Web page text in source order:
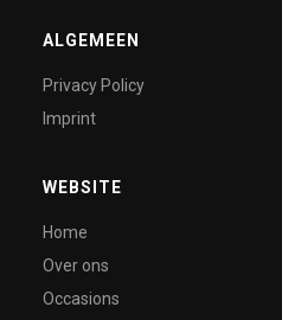
ALGEMEEN
Privacy Policy
Imprint
WEBSITE
Home
Over ons
Occasions